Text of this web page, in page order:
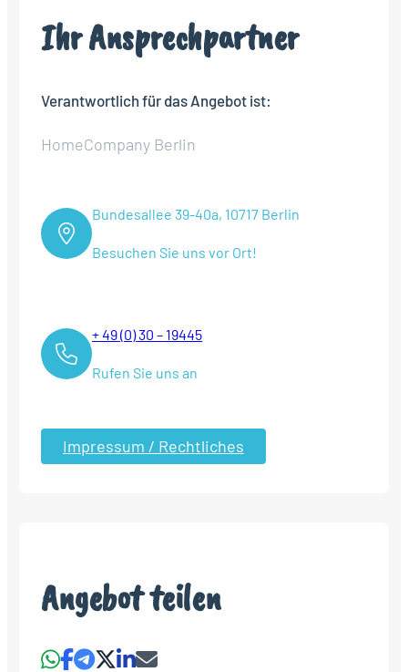
Ihr Ansprechpartner
Verantwortlich für das Angebot ist:
HomeCompany Berlin
Bundesallee 39-40a, 10717 Berlin
Besuchen Sie uns vor Ort!
+ 49 (0) 30 – 19445
Rufen Sie uns an
Impressum / Rechtliches
Angebot teilen